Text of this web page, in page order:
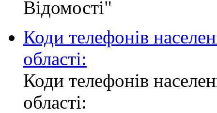
Відомості"
Коди телефонів
області:
Коди телефонів
області: